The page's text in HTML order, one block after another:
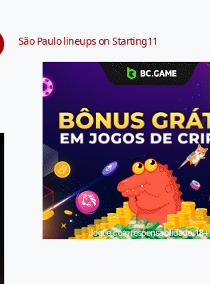
São Paulo lineups on Starting11
Jogue com responsabilidade. 18+